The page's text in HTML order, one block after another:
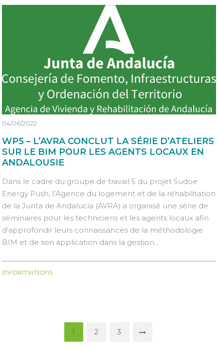
04/06/2022
WP5 – L’AVRA CONCLUT LA SÉRIE D’ATELIERS
SUR LE BIM POUR LES AGENTS LOCAUX EN
ANDALOUSIE
Dans le cadre du groupe de travail 5 du projet Sudoe
Energy Push, l’Agence du logement et de la réhabilitation
de la Junta de Andalucía (AVRA) a organisé une série de
séminaires pour les techniciens et les agents locaux afin
d’approfondir leurs connaissances de la méthodologie
BIM et de son application dans la gestion...
INFORMATIONS
1 2 3